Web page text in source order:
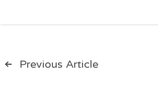
Навигация
Previous Article